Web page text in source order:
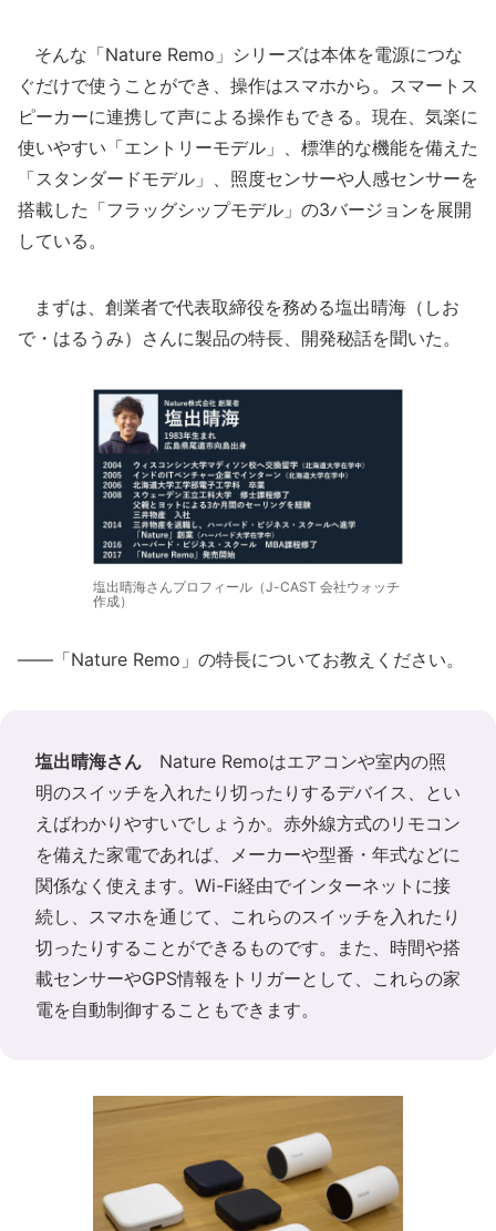
そんな「Nature Remo」シリーズは本体を電源につな
ぐだけで使うことができ、操作はスマホから。スマートス
ピーカーに連携して声による操作もできる。現在、気楽に
使いやすい「エントリーモデル」、標準的な機能を備えた
「スタンダードモデル」、照度センサーや人感センサーを
搭載した「フラッグシップモデル」の3バージョンを展開
している。
まずは、創業者で代表取締役を務める塩出晴海（しお
で・はるうみ）さんに製品の特長、開発秘話を聞いた。
塩出晴海さんプロフィール（J-CAST 会社ウォッチ
作成）
――「Nature Remo」の特長についてお教えください。
塩出晴海さん Nature Remoはエアコンや室内の照
明のスイッチを入れたり切ったりするデバイス、とい
えばわかりやすいでしょうか。赤外線方式のリモコン
を備えた家電であれば、メーカーや型番・年式などに
関係なく使えます。Wi-Fi経由でインターネットに接
続し、スマホを通じて、これらのスイッチを入れたり
切ったりすることができるものです。また、時間や搭
載センサーやGPS情報をトリガーとして、これらの家
電を自動制御することもできます。